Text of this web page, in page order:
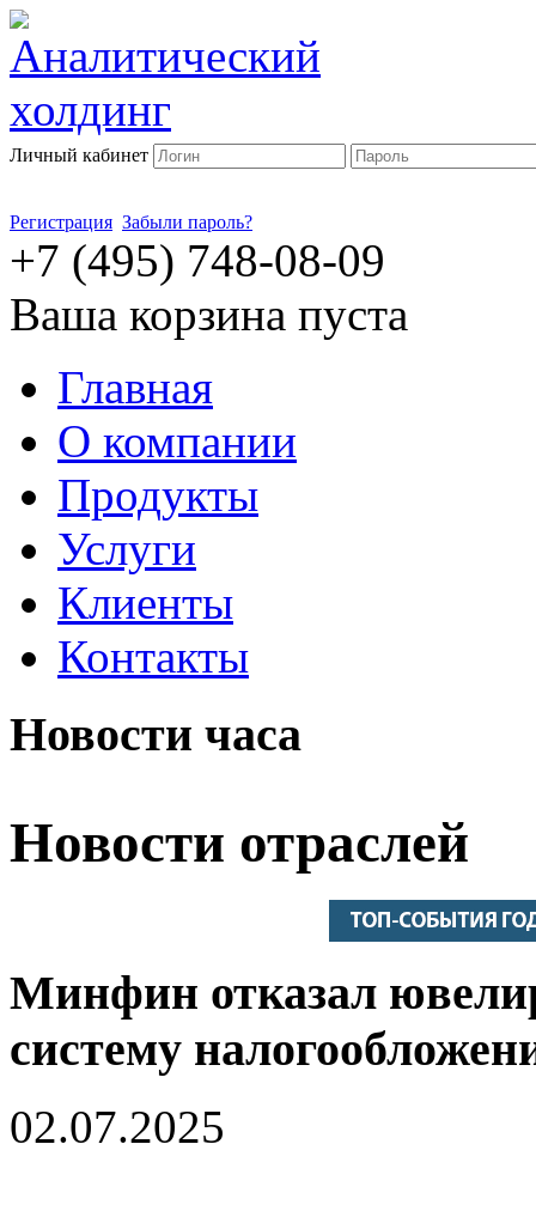
Личный кабинет
Регистрация Забыли пароль?
+7 (495) 748-08-09
Ваша корзина пуста
Главная
О компании
Продукты
Услуги
Клиенты
Контакты
Новости часа
Новости отраслей
Минфин отказал
систему
02.07.2025